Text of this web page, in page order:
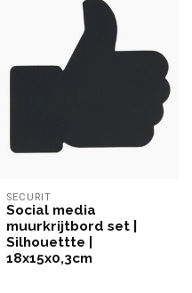
SECURIT
Social media
muurkrijtbord set |
Silhouettte |
18x15x0,3cm